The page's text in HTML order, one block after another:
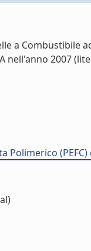
a Combustibile
nell'anno 2007
Polimerico